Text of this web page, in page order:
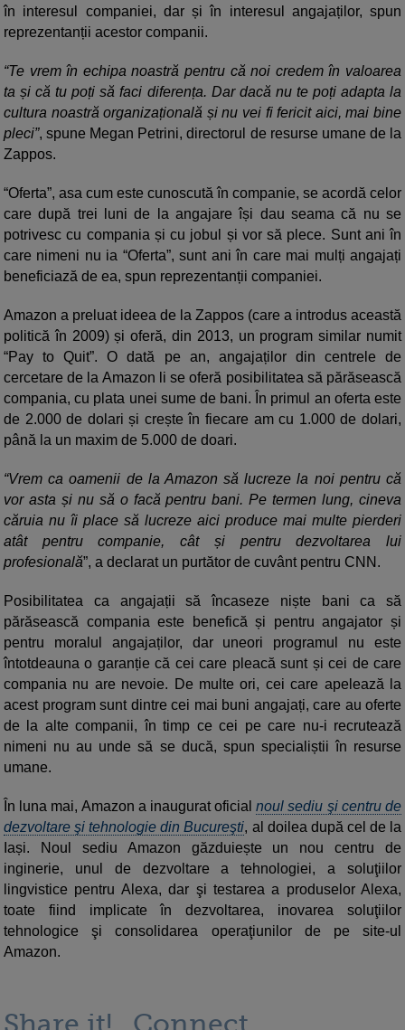
în interesul companiei, dar și în interesul angajaților, spun
reprezentanții acestor companii.
“Te vrem în echipa noastră pentru că noi credem în valoarea
ta și că tu poți să faci diferența. Dar dacă nu te poți adapta la
cultura noastră organizațională și nu vei fi fericit aici, mai bine
pleci”, spune Megan Petrini, directorul de resurse umane de la
Zappos.
“Oferta”, asa cum este cunoscută în companie, se acordă celor
care după trei luni de la angajare își dau seama că nu se
potrivesc cu compania și cu jobul și vor să plece. Sunt ani în
care nimeni nu ia “Oferta”, sunt ani în care mai mulți angajați
beneficiază de ea, spun reprezentanții companiei.
Amazon a preluat ideea de la Zappos (care a introdus această
politică în 2009) și oferă, din 2013, un program similar numit
“Pay to Quit”. O dată pe an, angajaților din centrele de
cercetare de la Amazon li se oferă posibilitatea să părăsească
compania, cu plata unei sume de bani. În primul an oferta este
de 2.000 de dolari și crește în fiecare am cu 1.000 de dolari,
până la un maxim de 5.000 de doari.
“Vrem ca oamenii de la Amazon să lucreze la noi pentru că
vor asta și nu să o facă pentru bani. Pe termen lung, cineva
căruia nu îi place să lucreze aici produce mai multe pierderi
atât pentru companie, cât și pentru dezvoltarea lui
profesională”, a declarat un purtător de cuvânt pentru CNN.
Posibilitatea ca angajații să încaseze niște bani ca să
părăsească compania este benefică și pentru angajator și
pentru moralul angajaților, dar uneori programul nu este
întotdeauna o garanție că cei care pleacă sunt și cei de care
compania nu are nevoie. De multe ori, cei care apelează la
acest program sunt dintre cei mai buni angajați, care au oferte
de la alte companii, în timp ce cei pe care nu-i recrutează
nimeni nu au unde să se ducă, spun specialiștii în resurse
umane.
În luna mai, Amazon a inaugurat oficialnoul sediu şi centru de
dezvoltare şi tehnologie din Bucureşti, al doilea după cel de la
Iași. Noul sediu Amazon găzduiește un nou centru de
inginerie, unul de dezvoltare a tehnologiei, a soluţiilor
lingvistice pentru Alexa, dar şi testarea a produselor Alexa,
toate fiind implicate în dezvoltarea, inovarea soluţiilor
tehnologice şi consolidarea operaţiunilor de pe site-ul
Amazon.